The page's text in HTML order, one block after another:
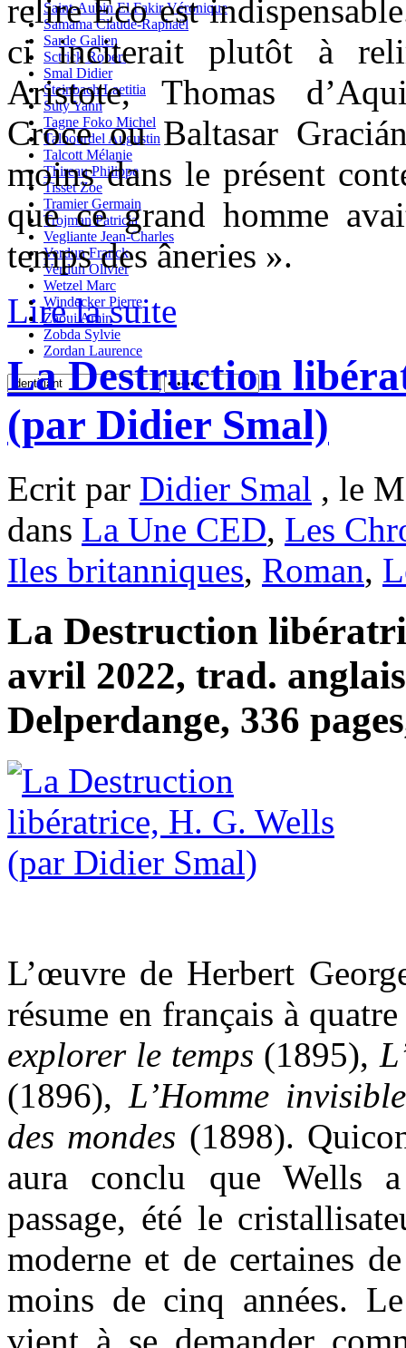
Saint-Aubin El Fakir Véronique
Samama Claude-Raphaël
Sarde Galien
Sctrick Robert
Smal Didier
Steinbach Laetitia
Suty Yann
Tagne Foko Michel
Talbourdel Augustin
Talcott Mélanie
Thireau Philippe
Tisset Zoe
Tramier Germain
Trojman Patricia
Vegliante Jean-Charles
Verdun Franck
Verdun Olivier
Wetzel Marc
Windecker Pierre
Zaoui Amin
Zobda Sylvie
Zordan Laurence
relire Eco est
ci inciterait plutôt à
Aristote, Thomas
Croce ou Baltasar
moins dans le présent
que ce grand homme
temps des âneries ».
Lire la suite
La Destruction
(par Didier Smal)
Ecrit par Didier Smal , le
dans La Une CED, Les
Iles britanniques, Roman,
La Destruction
avril 2022, trad.
Delperdange, 336
L’œuvre de Herbert
résume en français à
explorer le temps (1895),
(1896),L’Homme invisible
des mondes (1898).
aura conclu que Wells
passage, été le
moderne et de certaines
moins de cinq années.